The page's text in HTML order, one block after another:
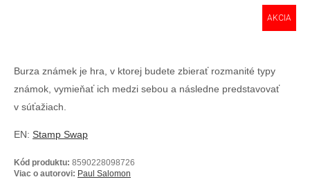
AKCIA
Burza známek je hra, v ktorej budete zbierať rozmanité typy
známok, vymieňať ich medzi sebou a následne predstavovať
v súťažiach.
EN: Stamp Swap
Kód produktu: 8590228098726
Viac o autorovi: Paul Salomon